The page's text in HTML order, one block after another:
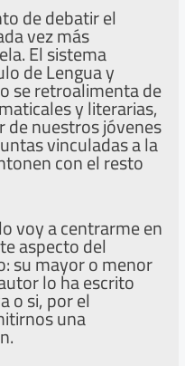
de debatir el
vez más
El sistema
de Lengua y
se retroalimenta de
y literarias,
nuestros jóvenes
vinculadas a la
con el resto
a centrarme en
aspecto del
su mayor o menor
lo ha escrito
o si, por el
una